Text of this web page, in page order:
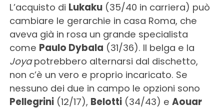
L’acquisto di Lukaku(35/40 in carriera) può
cambiare le gerarchie in casa Roma, che
aveva già in rosa un grande specialista
come Paulo Dybala (31/36). Il belga e la
Joyapotrebbero alternarsi dal dischetto,
non c’è un vero e proprio incaricato. Se
nessuno dei due in campo le opzioni sono
Pellegrini(12/17), Belotti(34/43) e Aouar